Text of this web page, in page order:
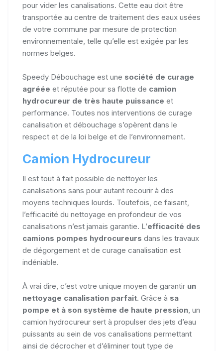
pour vider les canalisations. Cette eau doit être
transportée au centre de traitement des eaux usées
de votre commune par mesure de protection
environnementale, telle qu’elle est exigée par les
normes belges.
Speedy Débouchage est une société de curage
agréée et réputée pour sa flotte de camion
hydrocureur de très haute puissance et
performance. Toutes nos interventions de curage
canalisation et débouchage s’opèrent dans le
respect et de la loi belge et de l’environnement.
Camion Hydrocureur
Il est tout à fait possible de nettoyer les
canalisations sans pour autant recourir à des
moyens techniques lourds. Toutefois, ce faisant,
l’efficacité du nettoyage en profondeur de vos
canalisations n’est jamais garantie. L’efficacité des
camions pompes hydrocureurs dans les travaux
de dégorgement et de curage canalisation est
indéniable.
À vrai dire, c’est votre unique moyen de garantir un
nettoyage canalisation parfait. Grâce à sa
pompe et à son système de haute pression, un
camion hydrocureur sert à propulser des jets d’eau
puissants au sein de vos canalisations permettant
ainsi de décrocher et d’éliminer tout type de